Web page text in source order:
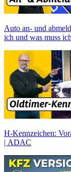
Auto an- und
ich und was muss
H-Kennzeichen:
| ADAC